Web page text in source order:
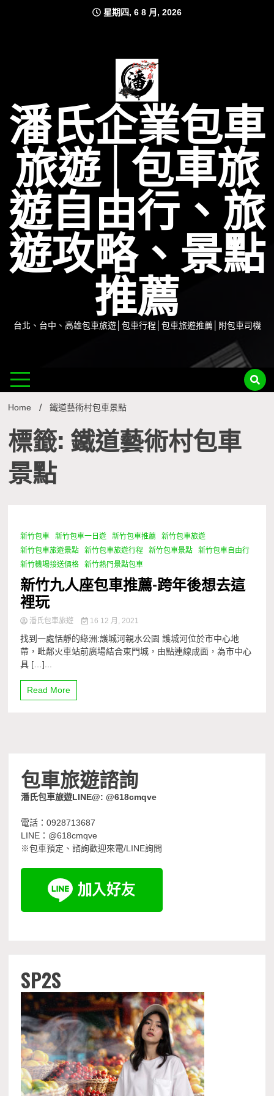
星期四, 6 8 月, 2026
潘氏企業包車
旅遊│包車旅
遊自由行、旅
遊攻略、景點
推薦
台北、台中、高雄包車旅遊│包車行程│包車旅遊推薦│附包車司機
Home 鐵道藝術村包車景點
標籤: 鐵道藝術村包車
景點
1 Minute
新竹包車 新竹包車一日遊 新竹包車推薦
新竹包車旅遊
新竹包車旅遊景點
新竹包車旅遊行程 新竹包車景點
新竹包車自由行
新竹機場接送價格
新竹熱門景點包車
新竹九人座包車推薦-跨年後想去這
裡玩
潘氏包車旅遊 16 12 月, 2021
找到一處恬靜的綠洲:護城河親水公園 護城河位於市中心地
帶，毗鄰火車站前廣場結合東門城，由點連線成面，為市中心
具 […]...
Read More
包車旅遊諮詢
潘氏包車旅遊LINE@: @618cmqve
電話：0928713687
LINE：@618cmqve
※包車預定、諮詢歡迎來電/LINE詢問
SP2S